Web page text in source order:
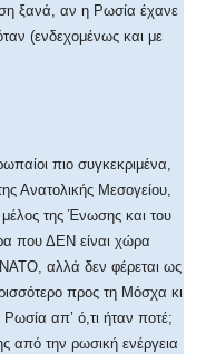
ξανά, αν η Ρωσία έχανε
(ενδεχομένως και με
πιο συγκεκριμένα,
Ανατολικής Μεσογείου,
της Ένωσης και του
που ΔΕΝ είναι χώρα
αλλά δεν φέρεται ως
προς τη Μόσχα κι
Ρωσία απ’ ό,τι ήταν ποτέ;
από την ρωσική ενέργεια